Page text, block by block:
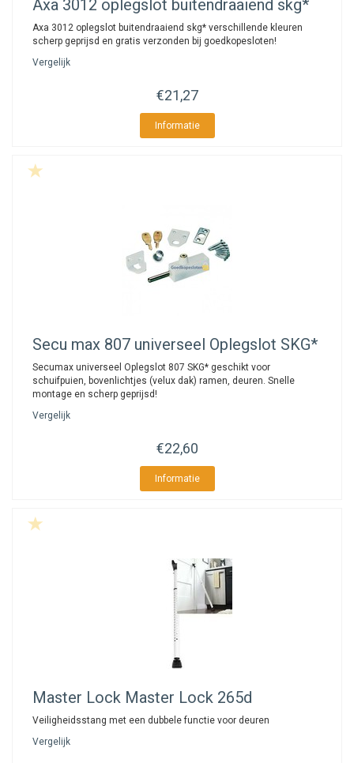
Axa 3012 oplegslot buitendraaiend skg*
Axa 3012 oplegslot buitendraaiend skg* verschillende kleuren
scherp geprijsd en gratis verzonden bij goedkopesloten!
Vergelijk
€21,27
Informatie
Secu max 807 universeel Oplegslot SKG*
Secumax universeel Oplegslot 807 SKG* geschikt voor
schuifpuien, bovenlichtjes (velux dak) ramen, deuren. Snelle
montage en scherp geprijsd!
Vergelijk
€22,60
Informatie
Master Lock Master Lock 265d
Veiligheidsstang met een dubbele functie voor deuren
Vergelijk